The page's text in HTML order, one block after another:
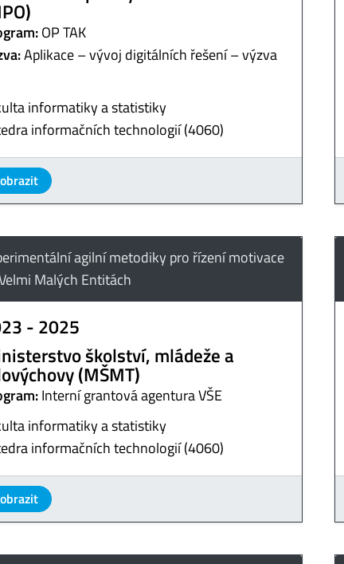
OP TAK
Aplikace – vývoj digitálních řešení – výzva
informatiky a statistiky
informačních technologií (4060)
agilní metodiky pro řízení motivace
Malých Entitách
- 2025
školství, mládeže a
(MŠMT)
Interní grantová agentura VŠE
informatiky a statistiky
informačních technologií (4060)